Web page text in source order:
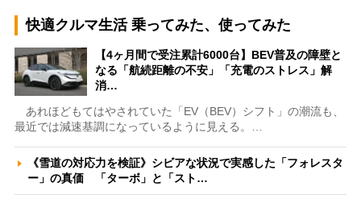
快適クルマ生活 乗ってみた、使ってみた
【4ヶ月間で受注累計6000台】BEV普及の障壁と
なる「航続距離の不安」「充電のストレス」解
消…
あれほどもてはやされていた「EV（BEV）シフト」の潮流も、
最近では減速基調になっているように見える。…
《雪道の対応力を検証》シビアな状況で実感した「フォレスタ
ー」の真価 「ターボ」と「スト…